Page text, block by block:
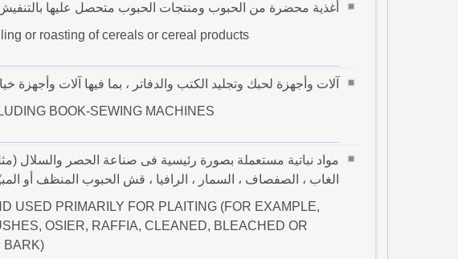
أغذية محضرة من الحبوب ومنتجات الحبوب متحصل عليها
or roasting of cereals or cereal products
آلات وأجهزة لحبك وتجليد الكتب والدفاتر ، بما فيها آلات وأجهزة
BOOK-SEWING MACHINES
مواد نباتية مستعملة بصورة رئيسية فى صناعة الحصر والسلال
الغاب ، الصفصاف ، السمار ، الرافيا ، قش الحبوب المنظف أو
USED PRIMARILY FOR PLAITING (FOR EXAMPLE,
OSIER, RAFFIA, CLEANED, BLEACHED OR
BARK)